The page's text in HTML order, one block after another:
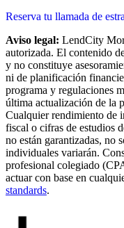
Reserva tu llamada de
Aviso legal: LendCity
autorizada. El contenido
y no constituye
ni de planificación
programa y regulaciones
última actualización de la
Cualquier rendimiento de
fiscal o cifras de estudios
no están garantizadas, no
individuales variarán.
profesional colegiado
actuar con base en
standards.